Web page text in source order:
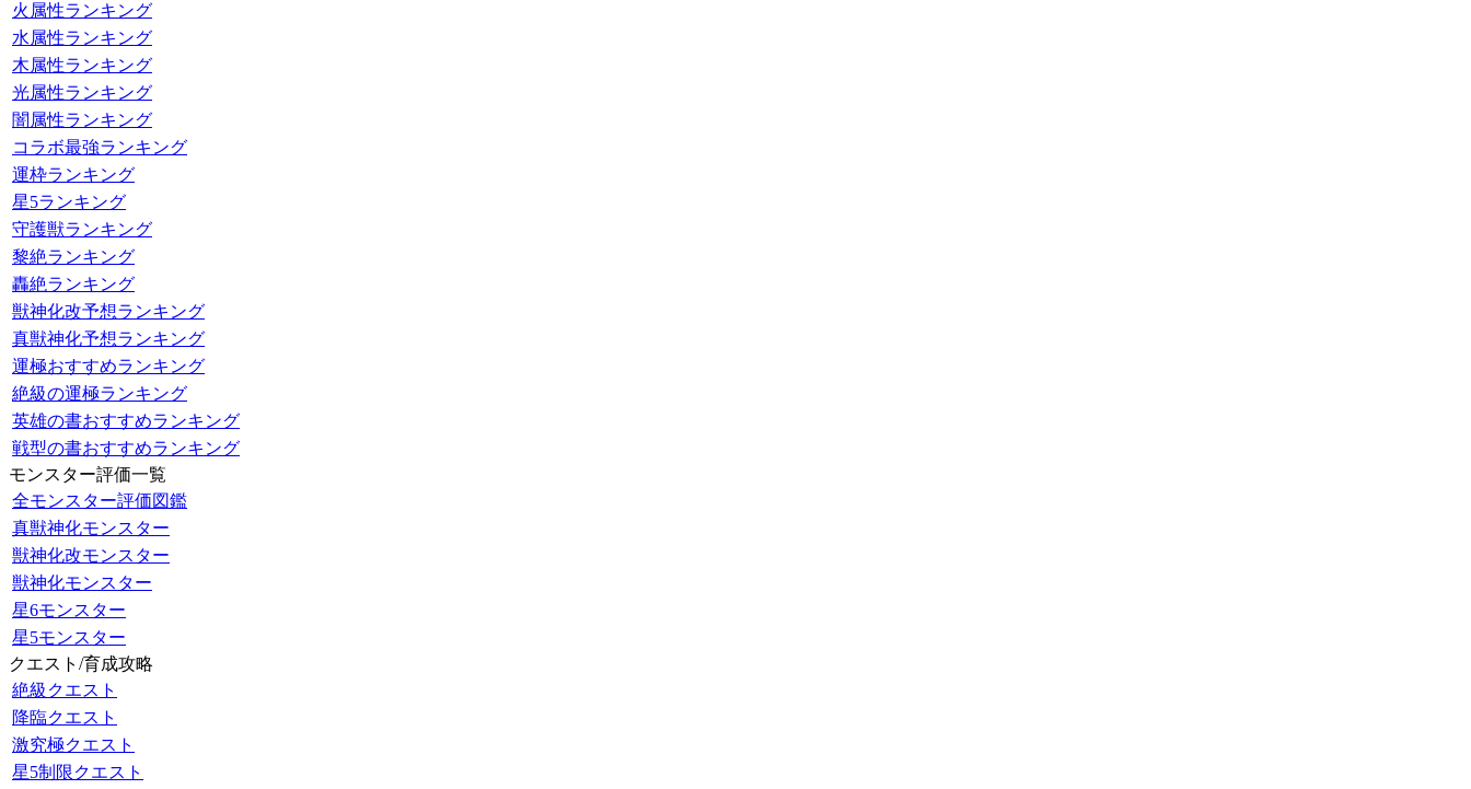
火属性ランキング
水属性ランキング
木属性ランキング
光属性ランキング
闇属性ランキング
コラボ最強ランキング
運枠ランキング
星5ランキング
守護獣ランキング
黎絶ランキング
轟絶ランキング
獣神化改予想ランキング
真獣神化予想ランキング
運極おすすめランキング
絶級の運極ランキング
英雄の書おすすめランキング
戦型の書おすすめランキング
モンスター評価一覧
全モンスター評価図鑑
真獣神化モンスター
獣神化改モンスター
獣神化モンスター
星6モンスター
星5モンスター
クエスト/育成攻略
絶級クエスト
降臨クエスト
激究極クエスト
星5制限クエスト